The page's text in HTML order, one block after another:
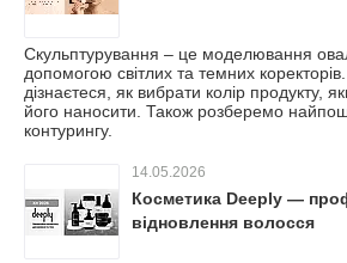
Скульптурування – це моделювання
допомогою світлих та темних коректорів.
дізнаєтеся, як вибрати колір продукту,
його наносити. Також розберемо
контурингу.
14.05.2026
Косметика Deeply —
відновлення волосся